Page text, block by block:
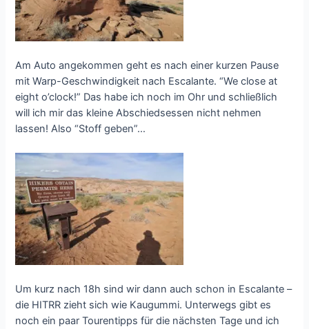
Am Auto angekommen geht es nach einer kurzen Pause
mit Warp-Geschwindigkeit nach Escalante. “We close at
eight o’clock!” Das habe ich noch im Ohr und schließlich
will ich mir das kleine Abschiedsessen nicht nehmen
lassen! Also “Stoff geben”…
Um kurz nach 18h sind wir dann auch schon in Escalante –
die HITRR zieht sich wie Kaugummi. Unterwegs gibt es
noch ein paar Tourentipps für die nächsten Tage und ich